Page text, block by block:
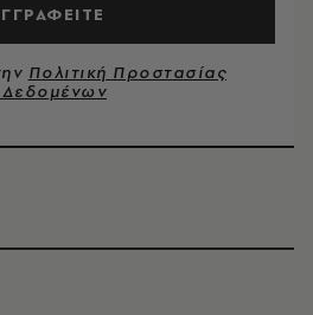
Πολιτική Προστασίας